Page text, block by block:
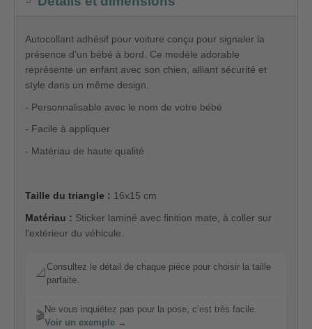
Autocollant adhésif pour voiture conçu pour signaler la
présence d’un bébé à bord. Ce modèle adorable
représente un enfant avec son chien, alliant sécurité et
style dans un même design.
- Personnalisable avec le nom de votre bébé
- Facile à appliquer
- Matériau de haute qualité
Taille du triangle : 16x15 cm
Matériau : Sticker laminé avec finition mate, à coller sur
l'extérieur du véhicule.
📐
Consultez le détail de chaque pièce pour choisir la taille
parfaite.
🎬
Ne vous inquiétez pas pour la pose, c’est très facile.
Voir un exemple →